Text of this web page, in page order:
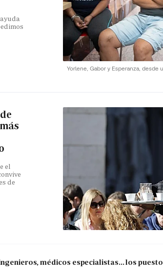
Yorlene, Gabor y Esperanza,
el
de
médicos especialistas... los